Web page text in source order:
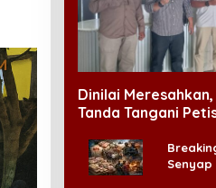
Dinilai
Tanda Tangani
Senyap